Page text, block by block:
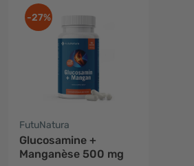
-27%
FutuNatura
Glucosamine +
Manganèse 500 mg